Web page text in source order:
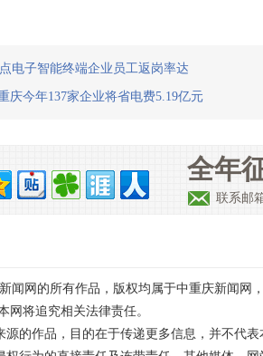
电子智能终端企业员工返岗率达
庆今年137家企业将省电费5.19亿元
全年
联系邮
闻网的所有作品，版权均属于中重庆新闻网
网将追究相关法律责任。
源的作品，目的在于传递更多信息，并不代